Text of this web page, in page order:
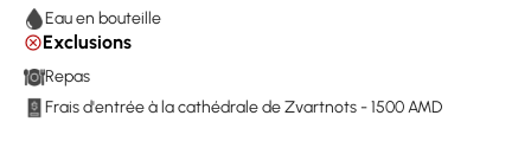
Eau en bouteille
Exclusions
Repas
Frais d'entrée à la cathédrale de Zvartnots - 1500 AMD